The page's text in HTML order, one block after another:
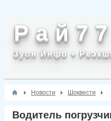
Р а й 7 7
Зуон Инфо +
Новости Шоквести
Водитель